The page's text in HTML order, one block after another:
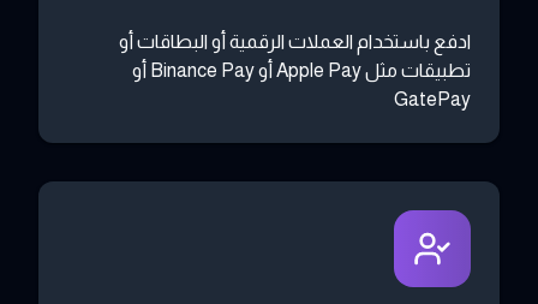
ادفع باستخدام العملات الرقمية أو البطاقات أو
تطبيقات مثل Apple Pay أو Binance Pay أو
GatePay